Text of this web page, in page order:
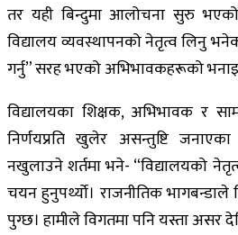
तर यही बिन्दुमा आलोचना सुरु
विद्यालय व्यवस्थापनको नेतृत्व लिनु
गर्नु” सरह भएको अभिभावकहरूको
विद्यालयका शिक्षक, अभिभावक र
निर्णयप्रति खुलेर असन्तुष्टि
नखुलाउने शर्तमा भने- “विद्यालयको
चयन हुनुपर्थ्यो। राजनीतिक
पुग्छ। हामीले विगतमा पनि यस्ता असर